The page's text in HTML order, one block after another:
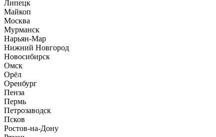
Липецк
Майкоп
Москва
Мурманск
Нарьян-Мар
Нижний Новгород
Новосибирск
Омск
Орёл
Оренбург
Пенза
Пермь
Петрозаводск
Псков
Ростов-на-Дону